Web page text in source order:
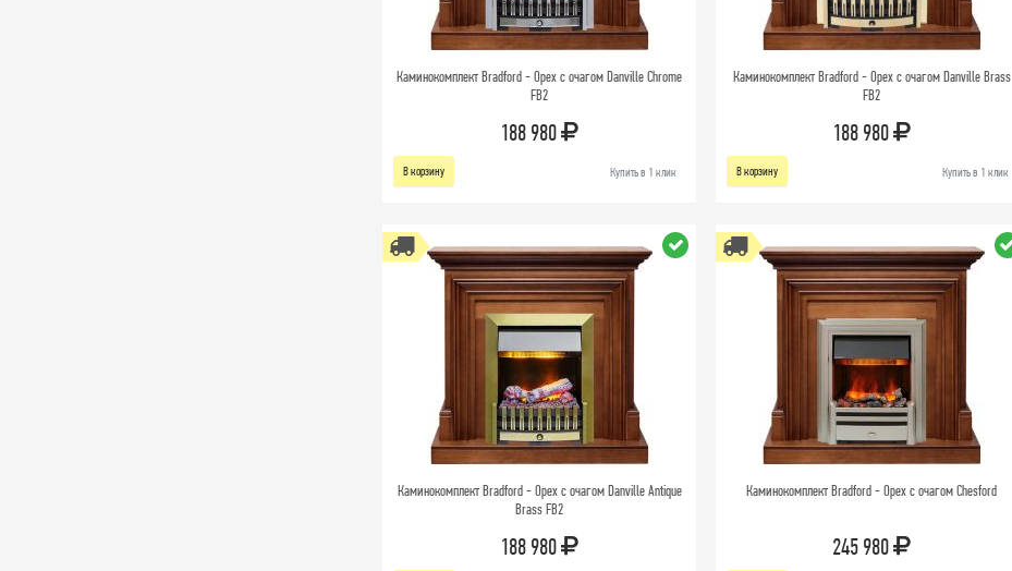
Каминокомплект Bradford - Орех с очагом Danville Chrome
FB2
188 980
В корзину Купить в 1 клик
Каминокомплект Bradford - Орех с очагом Danville Brass
FB2
188 980
В корзину Купить в 1 клик
Каминокомплект Bradford - Орех с очагом Danville Antique
Brass FB2
188 980
Каминокомплект Bradford - Орех с очагом Chesford
245 980